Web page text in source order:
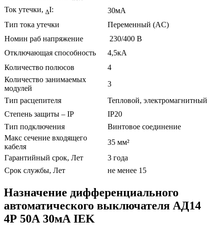
Ток утечки, ΔI:
30мА
Тип тока утечки
Переменный (AC)
Номин раб напряжение
230/400 В
Отключающая способность
4,5кА
Количество полюсов
4
Количество занимаемых
модулей
3
Тип расцепителя
Тепловой, электромагнитный
Степень защиты – IP
IP20
Тип подключения
Винтовое соединение
Макс сечение входящего
кабеля
35 мм²
Гарантийный срок, Лет
3 года
Срок службы, Лет
не менее 15
Назначение дифференциального
автоматического выключателя АД14
4Р 50А 30мА IEK